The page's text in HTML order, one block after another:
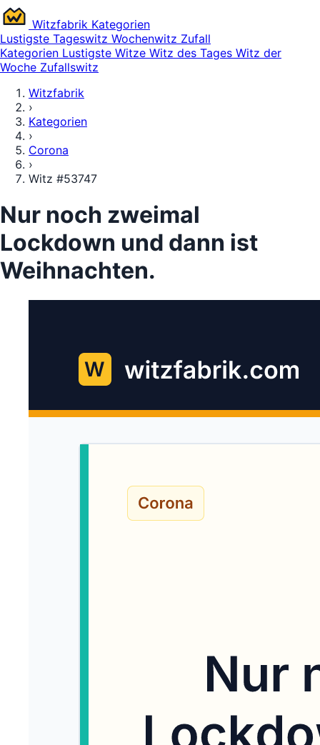
Witzfabrik Kategorien
Lustigste Tageswitz Wochenwitz Zufall
Kategorien Lustigste Witze Witz des Tages Witz der
Woche Zufallswitz
Witzfabrik
›
Kategorien
›
Corona
›
Witz #53747
Nur noch zweimal
Lockdown und dann ist
Weihnachten.